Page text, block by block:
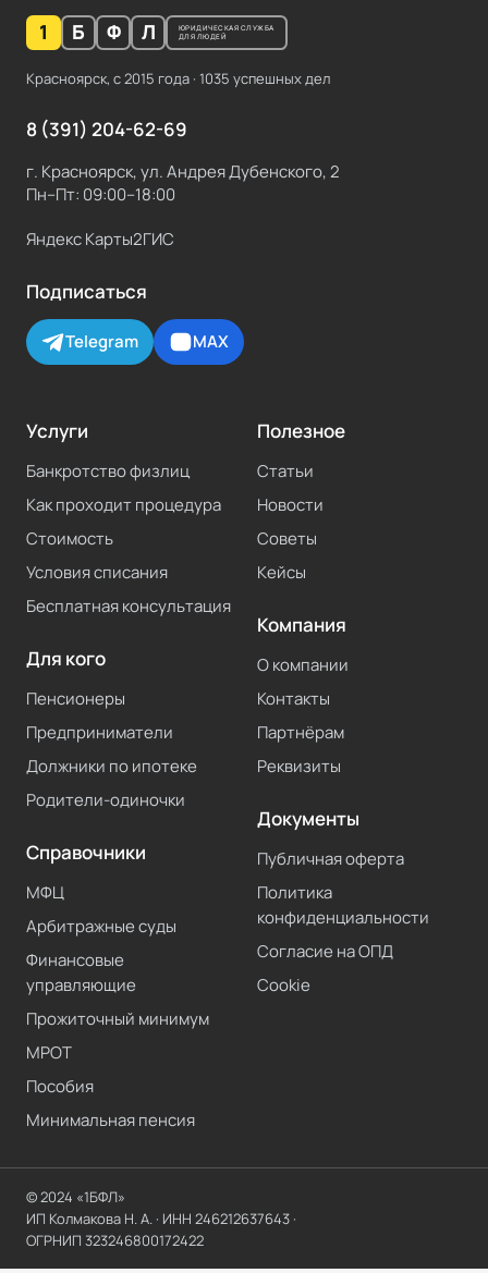
1 Б Ф Л
ЮРИДИЧЕСКАЯ СЛУЖБА
ДЛЯ ЛЮДЕЙ
Красноярск, с 2015 года · 1035 успешных дел
8 (391) 204-62-69
г. Красноярск, ул. Андрея Дубенского, 2
Пн–Пт: 09:00–18:00
Яндекс Карты2ГИС
Подписаться
Telegram MAX
Услуги
Банкротство физлиц
Как проходит процедура
Стоимость
Условия списания
Бесплатная консультация
Для кого
Пенсионеры
Предприниматели
Должники по ипотеке
Родители-одиночки
Справочники
МФЦ
Арбитражные суды
Финансовые
управляющие
Прожиточный минимум
МРОТ
Пособия
Минимальная пенсия
Полезное
Статьи
Новости
Советы
Кейсы
Компания
О компании
Контакты
Партнёрам
Реквизиты
Документы
Публичная оферта
Политика
конфиденциальности
Согласие на ОПД
Cookie
© 2024 «1БФЛ»
ИП Колмакова Н. А. · ИНН 246212637643 ·
ОГРНИП 323246800172422